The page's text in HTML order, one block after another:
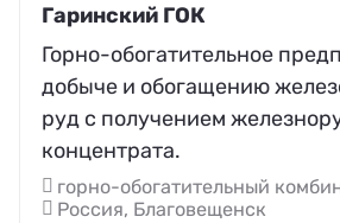
Гаринский ГОК
Горно-обогатительное
добыче и обогащению
руд с получением
концентрата.
горно-обогатительный
Россия, Благовещенск